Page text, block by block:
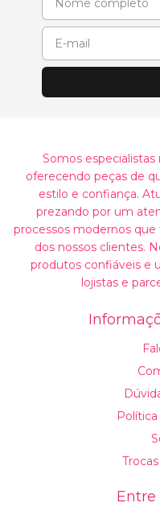
Somos
oferecendo peças de
estilo e confiança.
prezando por um
processos modernos
dos nossos clientes.
produtos confiáveis e
lojistas e